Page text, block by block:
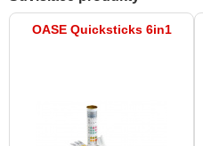
OASE Quicksticks 6in1